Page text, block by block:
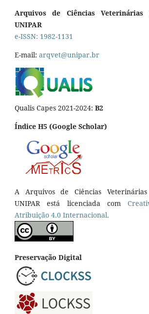
Arquivos de Ciências
UNIPAR
e-ISSN: 1982-1131
E-mail: arqvet@unipar.br
Qualis Capes 2021-2024: B2
Índice H5 (Google Scholar)
A Arquivos de Ciências
UNIPAR está licenciada com
Atribuição 4.0 Internacional.
Preservação Digital